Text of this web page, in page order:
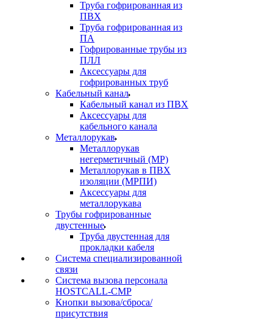
Труба гофрированная из
ПВХ
Труба гофрированная из
ПА
Гофрированные трубы из
ПЛЛ
Аксессуары для
гофрированных труб
Кабельный канал
Кабельный канал из ПВХ
Аксессуары для
кабельного канала
Металлорукав
Металлорукав
негерметичный (МР)
Металлорукав в ПВХ
изоляции (МРПИ)
Аксессуары для
металлорукава
Трубы гофрированные
двустенные
Труба двустенная для
прокладки кабеля
Система специализированной
связи
Cистема вызова персонала
HOSTCALL-CMP
Кнопки вызова/сброса/
присутствия